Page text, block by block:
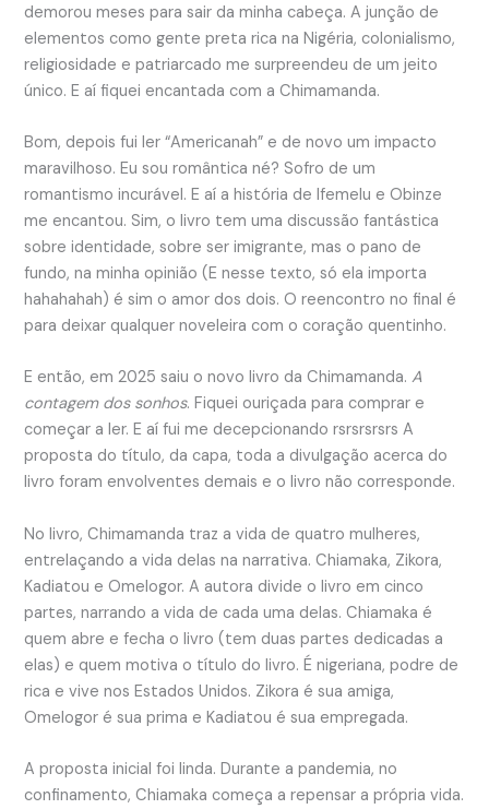
demorou meses para sair da minha cabeça. A junção de
elementos como gente preta rica na Nigéria, colonialismo,
religiosidade e patriarcado me surpreendeu de um jeito
único. E aí fiquei encantada com a Chimamanda.
Bom, depois fui ler “Americanah” e de novo um impacto
maravilhoso. Eu sou romântica né? Sofro de um
romantismo incurável. E aí a história de Ifemelu e Obinze
me encantou. Sim, o livro tem uma discussão fantástica
sobre identidade, sobre ser imigrante, mas o pano de
fundo, na minha opinião (E nesse texto, só ela importa
hahahahah) é sim o amor dos dois. O reencontro no final é
para deixar qualquer noveleira com o coração quentinho.
E então, em 2025 saiu o novo livro da Chimamanda.A
contagem dos sonhos. Fiquei ouriçada para comprar e
começar a ler. E aí fui me decepcionando rsrsrsrsrs A
proposta do título, da capa, toda a divulgação acerca do
livro foram envolventes demais e o livro não corresponde.
No livro, Chimamanda traz a vida de quatro mulheres,
entrelaçando a vida delas na narrativa. Chiamaka, Zikora,
Kadiatou e Omelogor. A autora divide o livro em cinco
partes, narrando a vida de cada uma delas. Chiamaka é
quem abre e fecha o livro (tem duas partes dedicadas a
elas) e quem motiva o título do livro. É nigeriana, podre de
rica e vive nos Estados Unidos. Zikora é sua amiga,
Omelogor é sua prima e Kadiatou é sua empregada.
A proposta inicial foi linda. Durante a pandemia, no
confinamento, Chiamaka começa a repensar a própria vida.